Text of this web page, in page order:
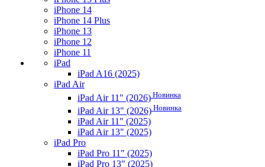
iPhone 14
iPhone 14 Plus
iPhone 13
iPhone 12
iPhone 11
iPad
iPad A16 (2025)
iPad Air
iPad Air 11" (2026) Новинка
iPad Air 13" (2026) Новинка
iPad Air 11" (2025)
iPad Air 13" (2025)
iPad Pro
iPad Pro 11" (2025)
iPad Pro 13" (2025)